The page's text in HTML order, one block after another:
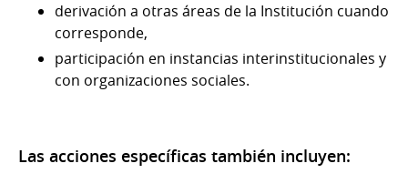
derivación a otras áreas de la Institución cuando
corresponde,
participación en instancias interinstitucionales y
con organizaciones sociales.
Las acciones específicas también incluyen: